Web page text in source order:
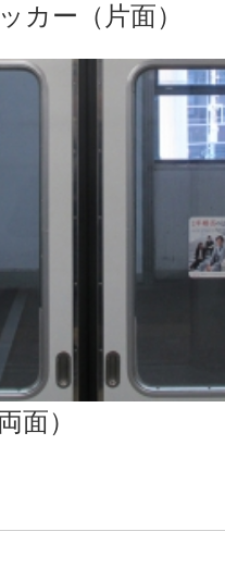
カー（片面）
面）